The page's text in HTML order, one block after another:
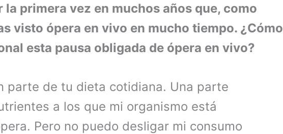
la primera vez en muchos años que, como
visto ópera en vivo en mucho tiempo. ¿Cómo
esta pausa obligada de ópera en vivo?
parte de tu dieta cotidiana. Una parte
a los que mi organismo está
Pero no puedo desligar mi consumo